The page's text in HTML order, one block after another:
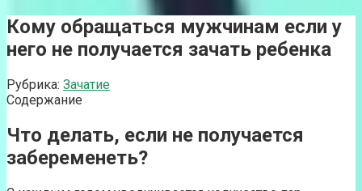
Кому обращаться мужчинам если у
него не получается зачать ребенка
Рубрика: Зачатие
Содержание
Что делать, если не получается
забеременеть?